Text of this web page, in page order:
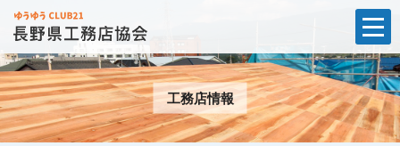
t
o
g
g
l
e
n
a
v
工務店情報